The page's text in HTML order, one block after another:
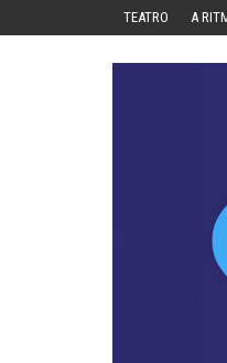
TEATRO A